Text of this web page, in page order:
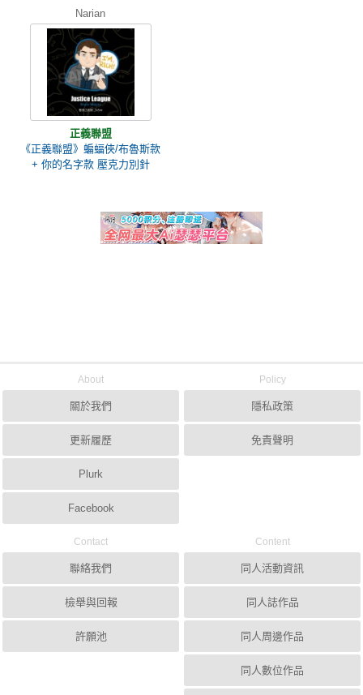
Narian
正義聯盟
《正義聯盟》蝙蝠俠/布魯斯款
+ 你的名字款 壓克力別針
About
關於我們
更新履歷
Plurk
Facebook
Policy
隱私政策
免責聲明
Contact
聯絡我們
檢舉與回報
許願池
Content
同人活動資訊
同人誌作品
同人周邊作品
同人數位作品